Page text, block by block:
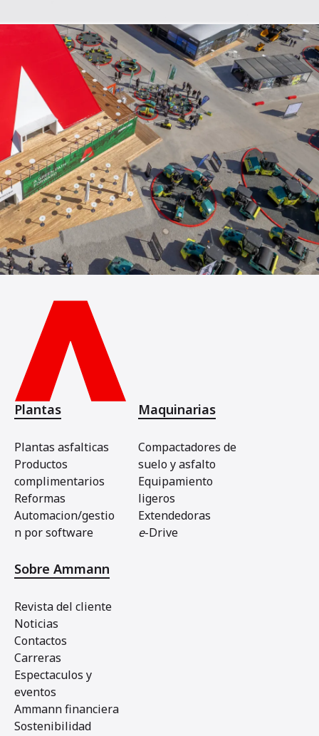
Plantas
Plantas asfalticas
Productos
complimentarios
Reformas
Automacion/gestio
n por software
Maquinarias
Compactadores de
suelo y asfalto
Equipamiento
ligeros
Extendedoras
e-Drive
Sobre Ammann
Revista del cliente
Noticias
Contactos
Carreras
Espectaculos y
eventos
Ammann financiera
Sostenibilidad